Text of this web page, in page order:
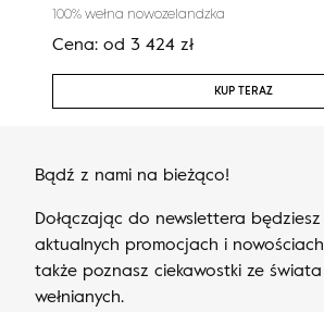
100% wełna nowozelandzka
Cena: od 3 424 zł
KUP TERAZ
Bądź z nami na bieżąco!
Dołączając do newslettera
aktualnych promocjach i
także poznasz ciekawostki ze
wełnianych.